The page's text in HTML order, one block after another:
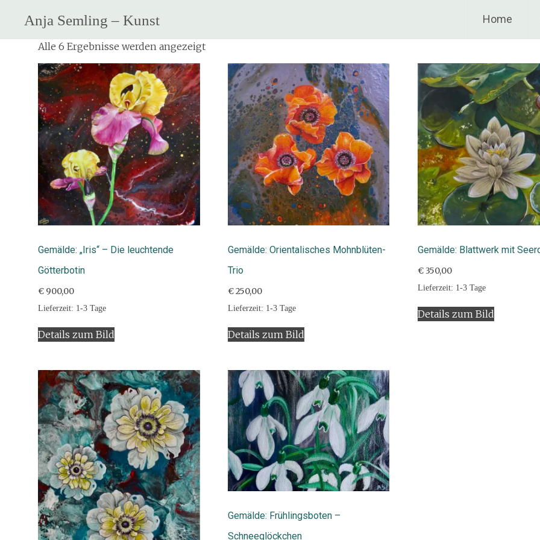
springen
Anja Semling – Kunst Home
Alle 6 Ergebnisse werden angezeigt
Gemälde: „Iris“ – Die leuchtende
Götterbotin
€ 900,00
Lieferzeit: 1-3 Tage
Details zum Bild
Gemälde: Orientalisches Mohnblüten-
Trio
€250,00
Lieferzeit: 1-3 Tage
Details zum Bild
Gemälde: Blattwerk mit
€350,00
Lieferzeit: 1-3 Tage
Details zum Bild
Gemälde: Frühlingsboten –
Schneeglöckchen